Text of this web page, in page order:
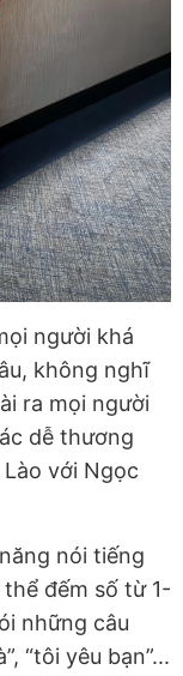
người khá
không nghĩ
ra mọi người
dễ thương
với Ngọc
nói tiếng
đếm số từ 1-
những câu
“tôi yêu bạn”...